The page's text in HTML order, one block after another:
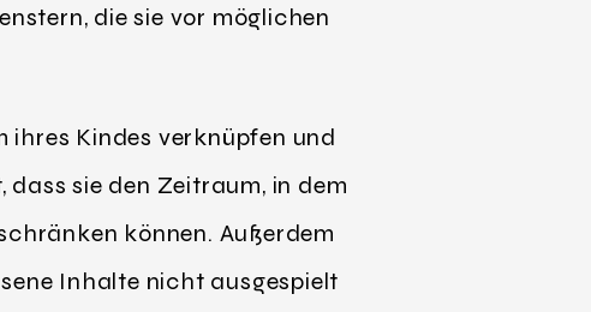
die sie vor möglichen
ihres Kindes verknüpfen und
sie den Zeitraum, in dem
können. Außerdem
Inhalte nicht ausgespielt